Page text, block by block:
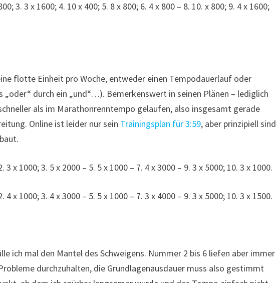
3. 3 x 1600; 4. 10 x 400; 5. 8 x 800; 6. 4 x 800 – 8. 10. x 800; 9. 4 x 1600;
flotte Einheit pro Woche, entweder einen Tempodauerlauf oder
durch ein „und“…). Bemerkenswert in seinen Plänen – lediglich
als im Marathonrenntempo gelaufen, also insgesamt gerade
Online ist leider nur sein Trainingsplan für 3:59, aber prinzipiell sind
x 1000; 3. 5 x 2000 – 5. 5 x 1000 – 7. 4 x 3000 – 9. 3 x 5000; 10. 3 x 1000.
x 1000; 3. 4 x 3000 – 5. 5 x 1000 – 7. 3 x 4000 – 9. 3 x 5000; 10. 3 x 1500.
ich mal den Mantel des Schweigens. Nummer 2 bis 6 liefen aber immer
durchzuhalten, die Grundlagenausdauer muss also gestimmt